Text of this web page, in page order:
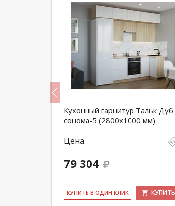
Кухонный гарнитур Тальк Дуб
сонома-5 (2800х1000 мм)
Цена
79 304
КУ­ПИТЬ В ОДИН КЛИК КУПИТЬ